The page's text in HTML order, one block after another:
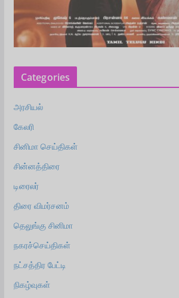
Categories
அரசியல்
கேலரி
சினிமா செய்திகள்
சின்னத்திரை
டிரைலர்
திரை விமர்சனம்
தெலுங்கு சினிமா
நகரச்செய்திகள்
நட்சத்திர பேட்டி
நிகழ்வுகள்